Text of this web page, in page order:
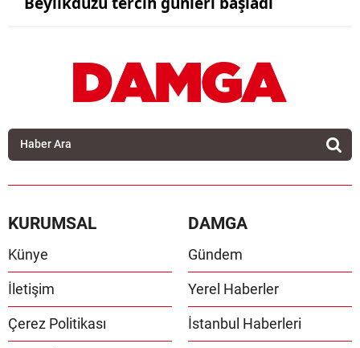
KURUMSAL
Künye
İletişim
Çerez Politikası
DAMGA
Gündem
Yerel Haberler
İstanbul Haberleri